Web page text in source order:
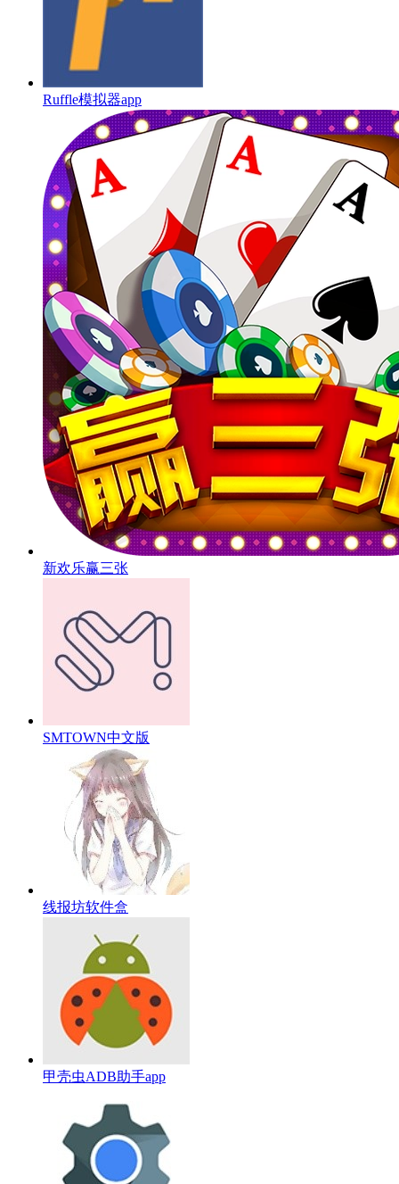
Ruffle模拟器app
新欢乐赢三张
SMTOWN中文版
线报坊软件盒
甲壳虫ADB助手app